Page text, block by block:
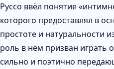
Руссо ввёл понятие
которого предоставлял в
простоте и натуральности
роль в нём призван играть
сильно и поэтично